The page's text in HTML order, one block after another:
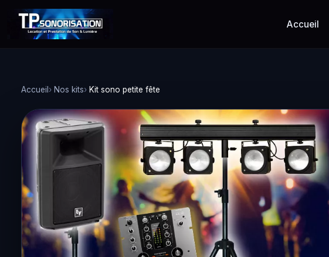
Accueil
Accueil Nos kits Kit sono petite fête